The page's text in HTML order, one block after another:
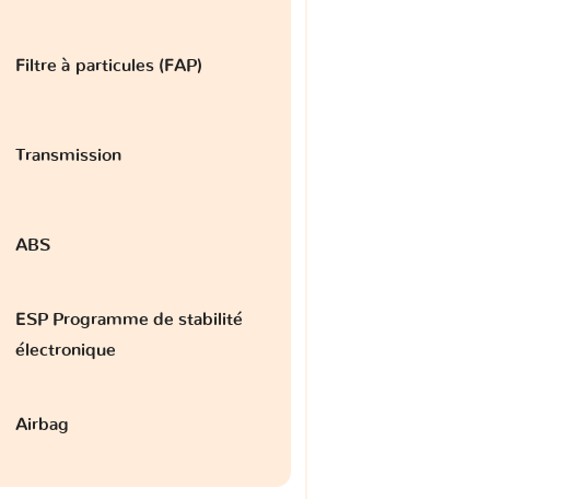
Filtre à particules (FAP)
Transmission
ABS
ESP Programme de stabilité
électronique
Airbag